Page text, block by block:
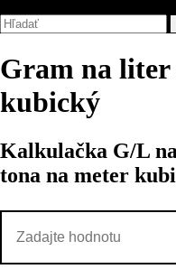
Gram na liter
kubický
Kalkulačka G/L
tona na meter